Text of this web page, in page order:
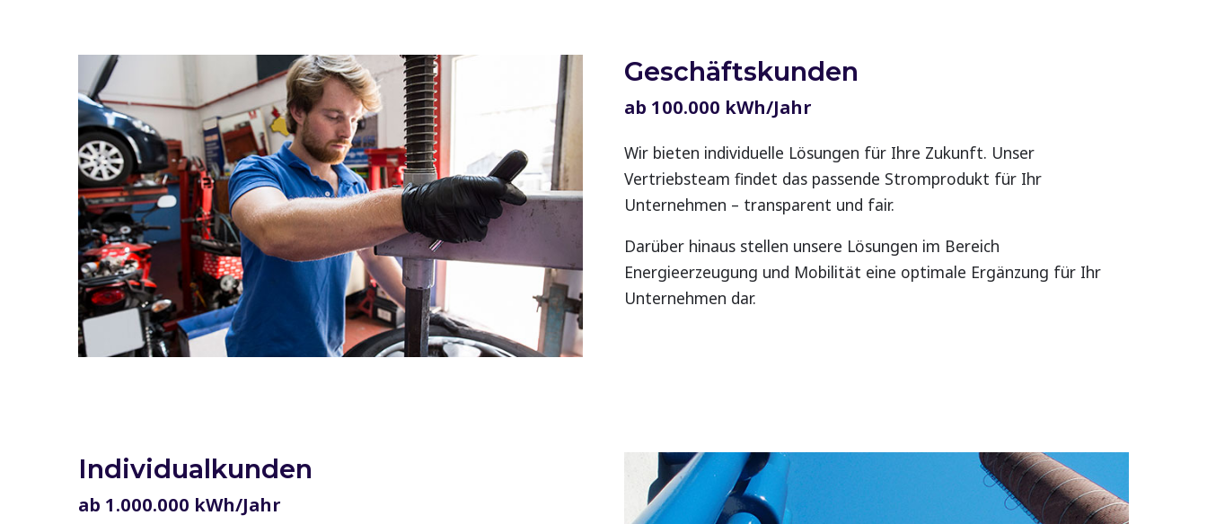
Geschäftskunden
ab 100.000 kWh/Jahr
Wir bieten individuelle Lösungen für Ihre Zukunft. Unser
Vertriebsteam findet das passende Stromprodukt für Ihr
Unternehmen – transparent und fair.
Darüber hinaus stellen unsere Lösungen im Bereich
Energieerzeugung und Mobilität eine optimale Ergänzung für Ihr
Unternehmen dar.
Individualkunden
ab 1.000.000 kWh/Jahr